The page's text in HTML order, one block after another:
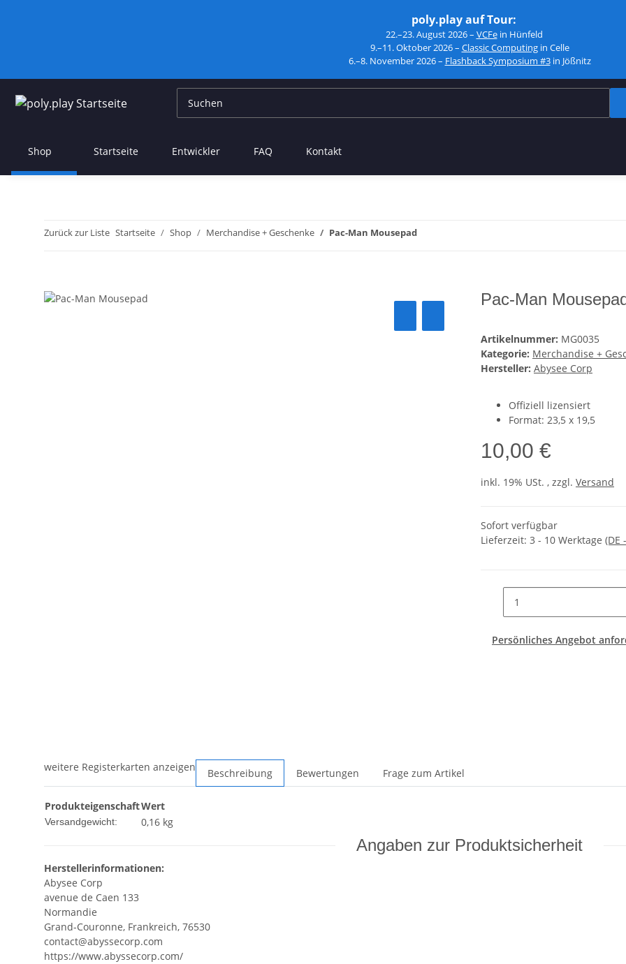
poly.play auf Tour:
22.–23. August 2026 – VCFein Hünfeld
9.–11. Oktober 2026 – Classic Computingin Celle
6.–8. November 2026 – Flashback Symposium #3in Jößnitz
Shop Startseite Entwickler FAQ Kontakt
Zurück zur Liste Startseite Shop Merchandise + Geschenke Pac-Man Mousepad
Pac-Man
Artikelnummer: MG0035
Kategorie: Merchandise +
Hersteller: Abysee Corp
Offiziell lizensiert
Format: 23,5 x 19,5
10,00 €
inkl. 19% USt. , zzgl. Versand
Sofort verfügbar
Lieferzeit: 3 - 10 Werktage (DE
Persönliches Angebot
weitere Registerkarten anzeigen Beschreibung Bewertungen Frage zum Artikel
ProdukteigenschaftWert
Versandgewicht: 0,16 kg
Angaben zur Produktsicherheit
Herstellerinformationen:
Abysee Corp
avenue de Caen 133
Normandie
Grand-Couronne, Frankreich, 76530
contact@abyssecorp.com
https://www.abyssecorp.com/